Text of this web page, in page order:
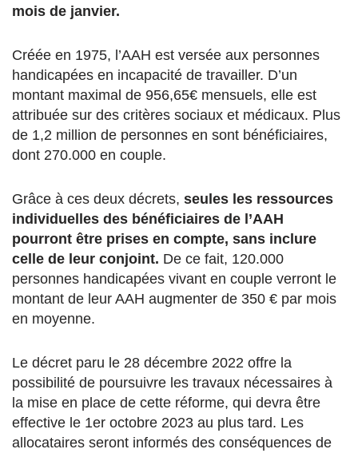
mois de janvier.
Créée en 1975, l’AAH est versée aux personnes
handicapées en incapacité de travailler. D’un
montant maximal de 956,65€ mensuels, elle est
attribuée sur des critères sociaux et médicaux. Plus
de 1,2 million de personnes en sont bénéficiaires,
dont 270.000 en couple.
Grâce à ces deux décrets, seules les ressources
individuelles des bénéficiaires de l’AAH
pourront être prises en compte, sans inclure
celle de leur conjoint. De ce fait, 120.000
personnes handicapées vivant en couple verront le
montant de leur AAH augmenter de 350 € par mois
en moyenne.
Le décret paru le 28 décembre 2022 offre la
possibilité de poursuivre les travaux nécessaires à
la mise en place de cette réforme, qui devra être
effective le 1er octobre 2023 au plus tard. Les
allocataires seront informés des conséquences de